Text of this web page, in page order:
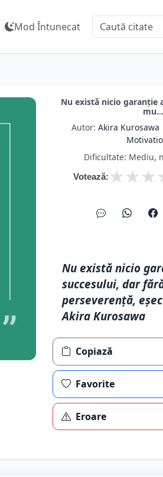
Mod Întunecat
Nu există nicio garanție
mu...
Autor: Akira Kurosawa
Dificultate: Mediu,
Votează: ★
★
★
Nu există nicio
succesului, dar
perseverență,
Akira Kurosawa
Copiază
Favorite
Eroare